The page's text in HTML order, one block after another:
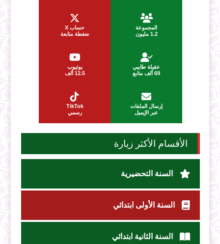
المجموعة
1.2 مليون
حساب X
ضغطة متابعة
عقيلة طايبي
69 ألف متابع
يوتيوب
12.5 ألف
إرسال الملفات
عبر الإيميل
TikTok
رسمي
الأقسام الأكثر زيارة
السنة التحضيرية
السنة الأولى ابتدائي
السنة الثانية ابتدائي